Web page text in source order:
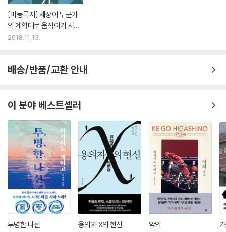
[미등록자] 세상이 누군가
의 계획대로 움직이기 시작
했다
2018.11.13.
배송/반품/교환 안내
이 분야 베스트셀러
투명한 나선 용의자 X의 헌신 악의